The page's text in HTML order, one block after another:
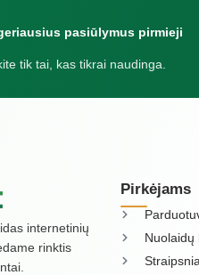
pasiūlymus pirmieji
tik tai, kas tikrai naudinga.
internetinių
rinktis
Pirkėjams
Nuolaidų